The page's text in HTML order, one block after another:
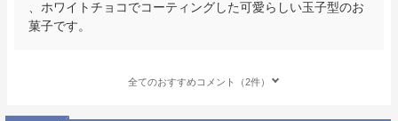
、ホワイトチョコでコーティングした可愛らしい玉子型のお
菓子です。
全てのおすすめコメント（2件）